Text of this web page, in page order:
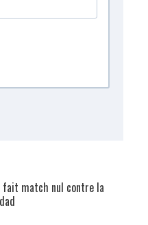
fait match nul contre la